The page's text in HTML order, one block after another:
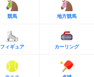
競馬 地方競馬
フィギュア カーリング